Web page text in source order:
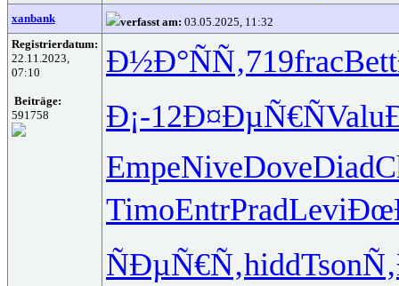
xanbank verfasst am: 03.05.2025, 11:32
Registrierdatum:
22.11.2023,
07:10
Beiträge:
591758
Ð½Ð°ÑÑ‚719fracBett
Ð¡-12Ð¤ÐµÑ€ÑValu
EmpeNiveDoveDiad
TimoEntrPradLevi
ÑÐµÑ€Ñ‚hiddTson